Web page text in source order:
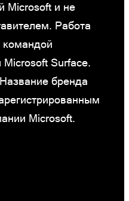
Microsoft и не
Работа
командой
Microsoft Surface.
бренда
Microsoft.